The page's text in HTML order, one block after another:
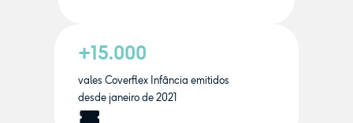
+15.000
vales Coverflex Infância emitidos
desde janeiro de 2021